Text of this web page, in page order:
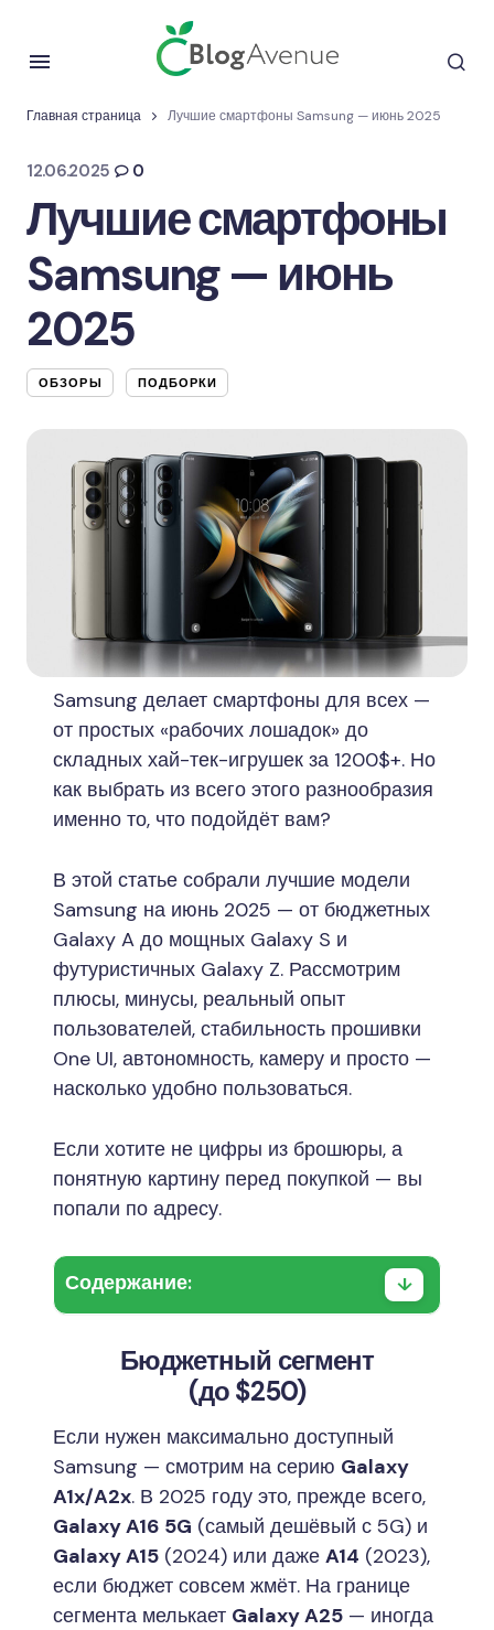
Главная страница Лучшие смартфоны Samsung — июнь 2025
12.06.2025 0
Лучшие смартфоны
Samsung — июнь
2025
ОБЗОРЫ ПОДБОРКИ
Samsung делает смартфоны для всех —
от простых «рабочих лошадок» до
складных хай-тек-игрушек за 1200$+. Но
как выбрать из всего этого разнообразия
именно то, что подойдёт вам?
В этой статье собрали лучшие модели
Samsung на июнь 2025 — от бюджетных
Galaxy A до мощных Galaxy S и
футуристичных Galaxy Z. Рассмотрим
плюсы, минусы, реальный опыт
пользователей, стабильность прошивки
One UI, автономность, камеру и просто —
насколько удобно пользоваться.
Если хотите не цифры из брошюры, а
понятную картину перед покупкой — вы
попали по адресу.
Содержание:
Бюджетный сегмент
(до $250)
Если нужен максимально доступный
Samsung — смотрим на серию Galaxy
A1x/A2x. В 2025 году это, прежде всего,
Galaxy A16 5G (самый дешёвый с 5G) и
Galaxy A15 (2024) или даже A14 (2023),
если бюджет совсем жмёт. На границе
сегмента мелькает Galaxy A25 — иногда